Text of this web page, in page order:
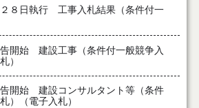
８日執行 工事入札結果（条件付一
告開始 建設工事（条件付一般競争入
）
告開始 建設コンサルタント等（条件
）（電子入札）